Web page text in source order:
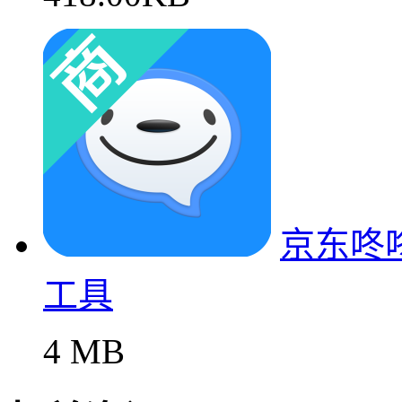
京东咚
工具
4 MB